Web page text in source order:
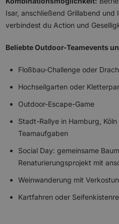
Isar, anschließend Grillabend und
verbindest du Action und
Beliebte Outdoor-Teamevents
Floßbau-Challenge oder
Hochseilgarten oder
Outdoor-Escape-Game
Stadt-Rallye in Hamburg,
Teamaufgaben
Social Day: gemeinsame
Renaturierungsprojekt mit
Weinwanderung mit
Kartfahren oder